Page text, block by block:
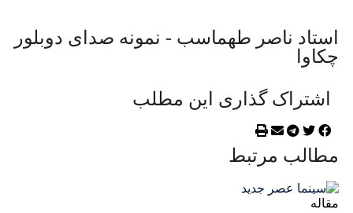
ناصر طهماسب - نمونه صدای دوبلور
گذاری این مطلب
مرتبط